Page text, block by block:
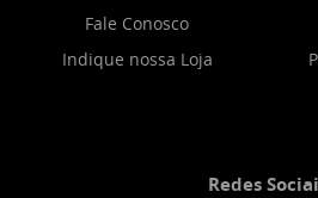
Fale Conosco
Indique nossa Loja
Redes